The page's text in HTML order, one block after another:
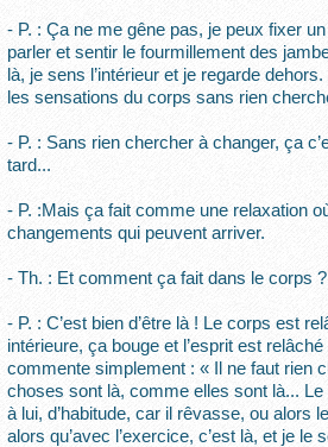
- P. : Ça ne me gêne pas, je peux fixer
parler et sentir le fourmillement des
là, je sens l’intérieur et je regarde
les sensations du corps sans rien
- P. : Sans rien chercher à changer, ça
tard...
- P. :Mais ça fait comme une relaxation
changements qui peuvent arriver.
- Th. : Et comment ça fait dans le corps ?
- P. : C’est bien d’être là ! Le corps est
intérieure, ça bouge et l’esprit est
commente simplement : « Il ne faut rien
choses sont là, comme elles sont là... Le
à lui, d’habitude, car il rêvasse, ou alors
alors qu’avec l’exercice, c’est là, et je le